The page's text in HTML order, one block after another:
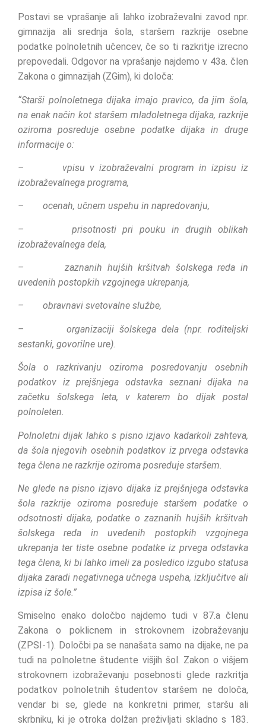
Postavi se vprašanje ali lahko izobraževalni zavod npr.
gimnazija ali srednja šola, staršem razkrije osebne
podatke polnoletnih učencev, če so ti razkritje izrecno
prepovedali. Odgovor na vprašanje najdemo v 43a. člen
Zakona o gimnazijah (ZGim), ki določa:
“Starši polnoletnega dijaka imajo pravico, da jim šola,
na enak način kot staršem mladoletnega dijaka, razkrije
oziroma posreduje osebne podatke dijaka in druge
informacije o:
– vpisu v izobraževalni program in izpisu iz
izobraževalnega programa,
– ocenah, učnem uspehu in napredovanju,
– prisotnosti pri pouku in drugih oblikah
izobraževalnega dela,
– zaznanih hujših kršitvah šolskega reda in
uvedenih postopkih vzgojnega ukrepanja,
– obravnavi svetovalne službe,
– organizaciji šolskega dela (npr. roditeljski
sestanki, govorilne ure).
Šola o razkrivanju oziroma posredovanju osebnih
podatkov iz prejšnjega odstavka seznani dijaka na
začetku šolskega leta, v katerem bo dijak postal
polnoleten.
Polnoletni dijak lahko s pisno izjavo kadarkoli zahteva,
da šola njegovih osebnih podatkov iz prvega odstavka
tega člena ne razkrije oziroma posreduje staršem.
Ne glede na pisno izjavo dijaka iz prejšnjega odstavka
šola razkrije oziroma posreduje staršem podatke o
odsotnosti dijaka, podatke o zaznanih hujših kršitvah
šolskega reda in uvedenih postopkih vzgojnega
ukrepanja ter tiste osebne podatke iz prvega odstavka
tega člena, ki bi lahko imeli za posledico izgubo statusa
dijaka zaradi negativnega učnega uspeha, izključitve ali
izpisa iz šole.”
Smiselno enako določbo najdemo tudi v 87.a členu
Zakona o poklicnem in strokovnem izobraževanju
(ZPSI-1). Določbi pa se nanašata samo na dijake, ne pa
tudi na polnoletne študente višjih šol. Zakon o višjem
strokovnem izobraževanju posebnosti glede razkritja
podatkov polnoletnih študentov staršem ne določa,
vendar bi se, glede na konkretni primer, staršu ali
skrbniku, ki je otroka dolžan preživljati skladno s 183.